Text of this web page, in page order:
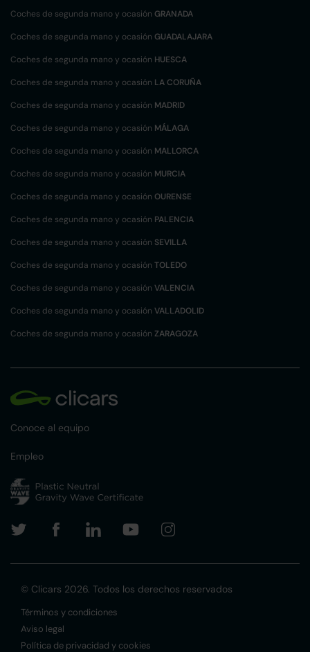
Coches de segunda mano y ocasión GRANADA
Coches de segunda mano y ocasión GUADALAJARA
Coches de segunda mano y ocasión HUESCA
Coches de segunda mano y ocasión LA CORUÑA
Coches de segunda mano y ocasión MADRID
Coches de segunda mano y ocasión MÁLAGA
Coches de segunda mano y ocasión MALLORCA
Coches de segunda mano y ocasión MURCIA
Coches de segunda mano y ocasión OURENSE
Coches de segunda mano y ocasión PALENCIA
Coches de segunda mano y ocasión SEVILLA
Coches de segunda mano y ocasión TOLEDO
Coches de segunda mano y ocasión VALENCIA
Coches de segunda mano y ocasión VALLADOLID
Coches de segunda mano y ocasión ZARAGOZA
Conoce al equipo
Empleo
© Clicars 2026. Todos los derechos reservados
Términos y condiciones
Aviso legal
Política de privacidad y cookies